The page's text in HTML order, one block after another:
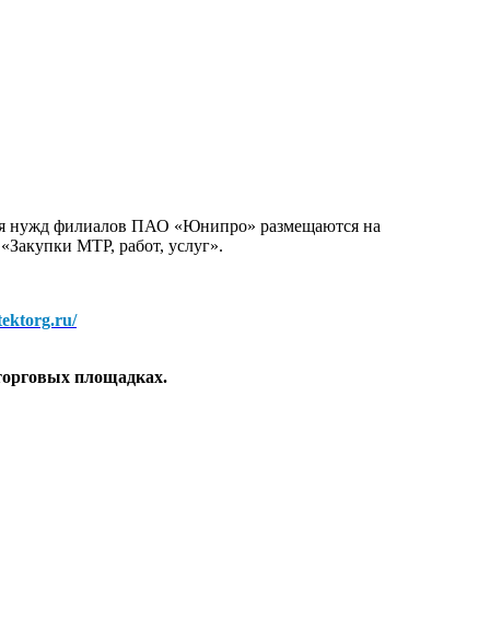
нужд филиалов ПАО «Юнипро» размещаются на
«Закупки МТР, работ, услуг».
площадках.